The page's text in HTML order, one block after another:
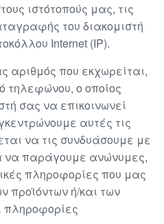
ιστότοπούς μας, τις
του διακομιστή
Internet (IP).
αριθμός που εκχωρείται,
τηλεφώνου, ο οποίος
σας να επικοινωνεί
αυτές τις
να τις συνδυάσουμε με
να παράγουμε ανώνυμες,
πληροφορίες που μας
προϊόντων ή/και των
πληροφορίες